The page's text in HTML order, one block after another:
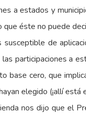
a estados y
éste no puede
de
participaciones a
base cero, que
elegido (¡allí
nos dijo que el